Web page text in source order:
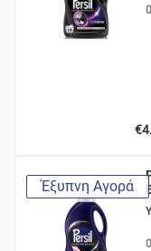
Έξυπνη Αγορά